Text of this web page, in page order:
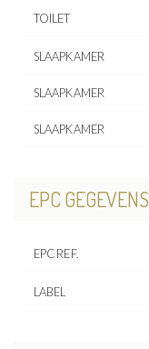
TOILET
SLAAPKAMER
SLAAPKAMER
SLAAPKAMER
EPC GEGEVENS
EPC REF.
LABEL